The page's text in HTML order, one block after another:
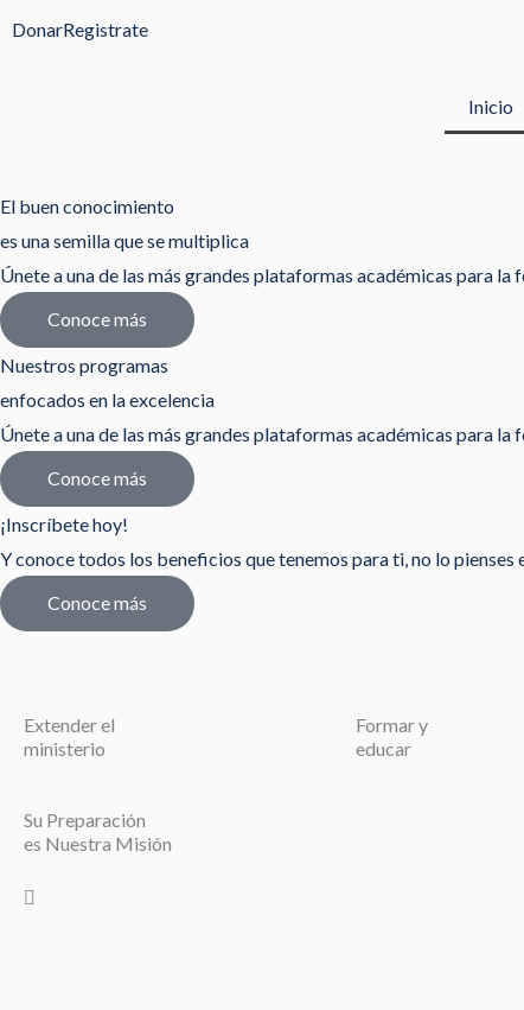
DonarRegistrate
Inicio
El buen conocimiento
es una semilla que se multiplica
Únete a una de las más grandes plataformas académicas para
Conoce más
Nuestros programas
enfocados en la excelencia
Únete a una de las más grandes plataformas académicas para
Conoce más
¡Inscríbete hoy!
Y conoce todos los beneficios que tenemos para ti, no lo pienses
Conoce más
Extender el
ministerio
Formar y
educar
Su Preparación
es Nuestra Misión